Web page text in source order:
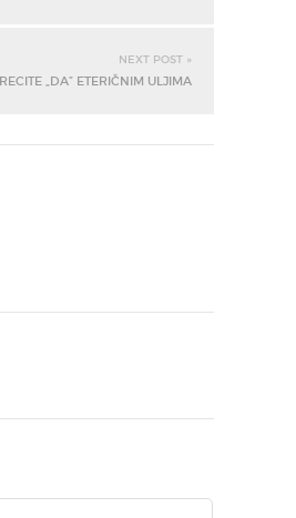
NEXT POST »
RECITE „DA” ETERIČNIM ULJIMA